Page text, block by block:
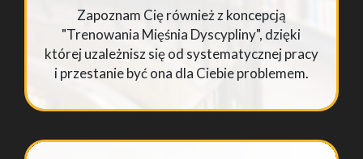
Zapoznam Cię również z koncepcją
"Trenowania Mięśnia Dyscypliny", dzięki
której uzależnisz się od systematycznej pracy
i przestanie być ona dla Ciebie problemem.